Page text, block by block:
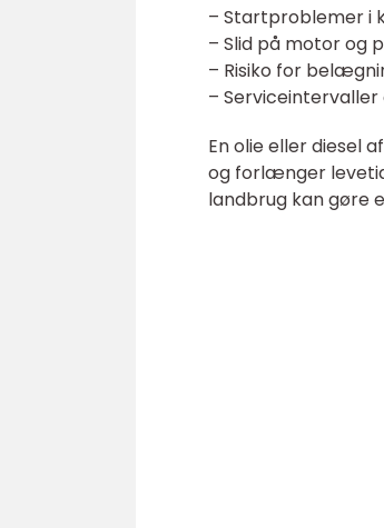
– Startproblemer i
– Slid på motor og
– Risiko for
–
En olie eller diesel
og forlænger
landbrug kan gøre